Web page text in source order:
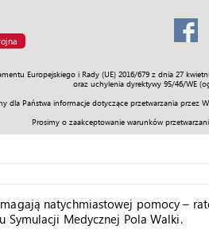
Europejskiego i Rady (UE) 2016/679 z dnia 27
oraz uchylenia dyrektywy 95/46/WE
dla Państwa informacje dotyczące przetwarzania
Prosimy o zaakceptowanie warunków
Prawo Świat Społeczność
natychmiastowej pomocy –
Symulacji Medycznej Pola Walki.